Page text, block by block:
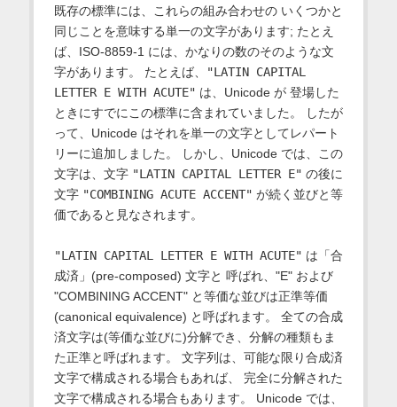
既存の標準には、これらの組み合わせの いくつかと
同じことを意味する単一の文字があります; たとえ
ば、ISO-8859-1 には、かなりの数のそのような文
字があります。 たとえば、
"LATIN CAPITAL
LETTER E WITH ACUTE" は、Unicode が 登場した
ときにすでにこの標準に含まれていました。 したが
って、Unicode はそれを単一の文字としてレパート
リーに追加しました。 しかし、Unicode では、この
文字は、文字 "LATIN CAPITAL LETTER E" の後に
文字 "COMBINING ACUTE ACCENT" が続く並びと等
価であると見なされます。
"LATIN CAPITAL LETTER E WITH ACUTE" は「合
成済」(pre-composed) 文字と 呼ばれ、"E" および
"COMBINING ACCENT" と等価な並びは正準等価
(canonical equivalence) と呼ばれます。 全ての合成
済文字は(等価な並びに)分解でき、分解の種類もま
た正準と呼ばれます。 文字列は、可能な限り合成済
文字で構成される場合もあれば、 完全に分解された
文字で構成される場合もあります。 Unicode では、